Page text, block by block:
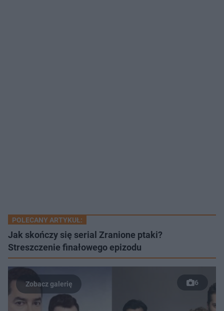
POLECANY ARTYKUŁ:
Jak skończy się serial Zranione ptaki?
Streszczenie finałowego epizodu
6